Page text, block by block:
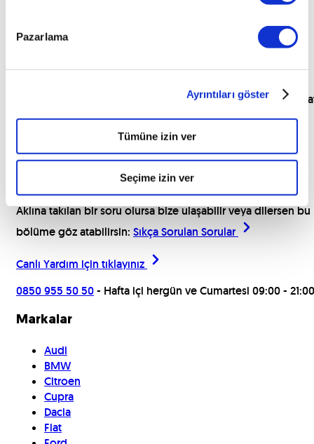
Pazarlama
Ayrıntıları göster
Tümüne izin ver
Seçime izin ver
Yardım için buradayız!
Aklına takılan bir soru olursa bize ulaşabilir veya dilersen bu
bölüme göz atabilirsin: Sıkça Sorulan Sorular
Canlı Yardım için tıklayınız
0850 955 50 50- Hafta içi hergün ve Cumartesi 09:00 - 21:00
Markalar
Audi
BMW
Citroen
Cupra
Dacia
Fiat